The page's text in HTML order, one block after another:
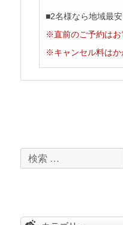
■2名様なら地域最
※直前のご予約はお
※キャンセル料はか
検